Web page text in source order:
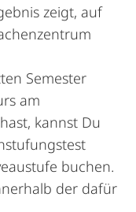
zeigt, auf
Semester
am
kannst Du
buchen.
der dafür